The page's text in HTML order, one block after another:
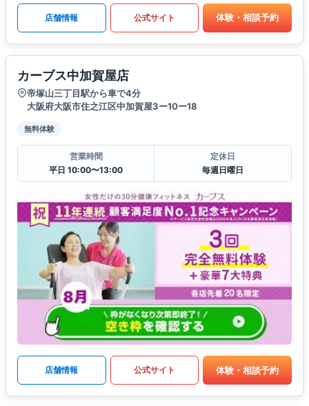
店舗情報 公式サイト 体験・相談予約
カーブス中加賀屋店
帝塚山三丁目駅から車で4分
大阪府大阪市住之江区中加賀屋3ー10ー18
無料体験
営業時間
平日 10:00〜13:00
定休日
毎週日曜日
店舗情報 公式サイト 体験・相談予約